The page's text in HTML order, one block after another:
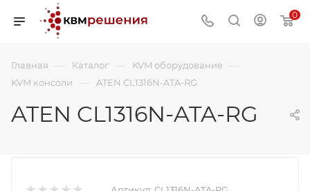
0
Главная — Каталог — KVM оборудование —
KVM консоли — ATEN CL1316N-ATA-RG
ATEN CL1316N-ATA-RG